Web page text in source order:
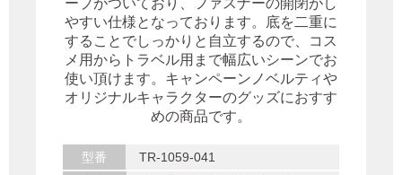
ープがついており、ファスナーの開閉がし
やすい仕様となっております。底を二重に
することでしっかりと自立するので、コス
メ用からトラベル用まで幅広いシーンでお
使い頂けます。キャンペーンノベルティや
オリジナルキャラクターのグッズにおすす
めの商品です。
型番
TR-1059-041